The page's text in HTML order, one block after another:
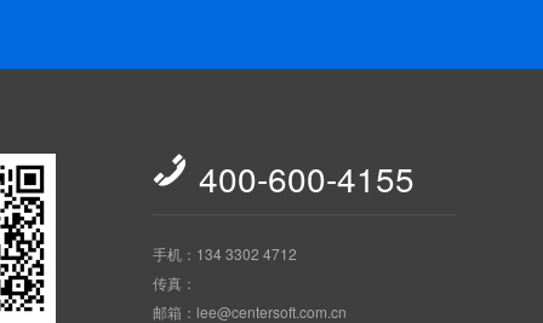
 400-600-4155
手机：134 3302 4712
传真：
邮箱：lee@centersoft.com.cn